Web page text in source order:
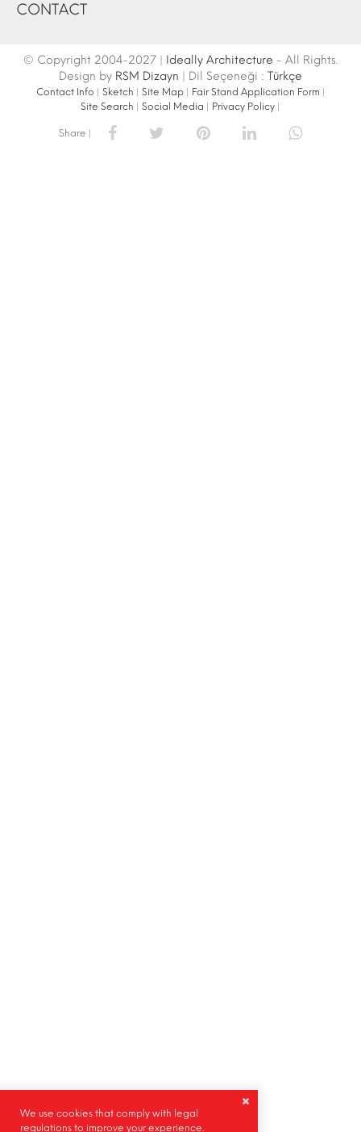
CONTACT
© Copyright 2004-2027 | Ideally Architecture - All Rights.
Design by RSM Dizayn | Dil Seçeneği : Türkçe
Contact Info Sketch Site Map| Fair Stand Application Form
Site Search
Social Media Privacy Policy
Share |
We use cookies that comply with legal
regulations to improve your experience.